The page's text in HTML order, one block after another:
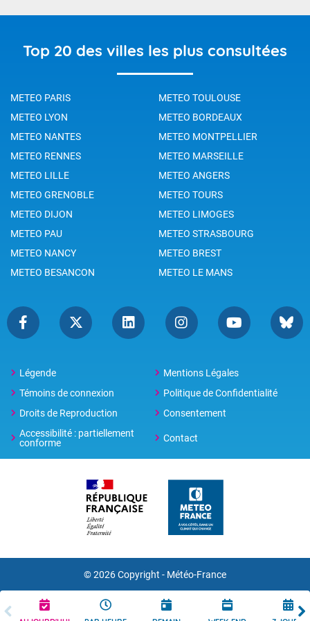
Top 20 des villes les plus consultées
METEO PARIS
METEO TOULOUSE
METEO LYON
METEO BORDEAUX
METEO NANTES
METEO MONTPELLIER
METEO RENNES
METEO MARSEILLE
METEO LILLE
METEO ANGERS
METEO GRENOBLE
METEO TOURS
METEO DIJON
METEO LIMOGES
METEO PAU
METEO STRASBOURG
METEO NANCY
METEO BREST
METEO BESANCON
METEO LE MANS
Légende
Mentions Légales
Témoins de connexion
Politique de Confidentialité
Droits de Reproduction
Consentement
Accessibilité : partiellement
conforme
Contact
© 2026 Copyright - Météo-France